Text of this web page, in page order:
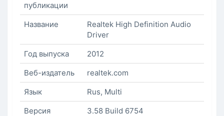
публикации
Название
Realtek High Definition Audio
Driver
Год выпуска
2012
Веб-издатель
realtek.com
Язык
Rus, Multi
Версия
3.58 Build 6754